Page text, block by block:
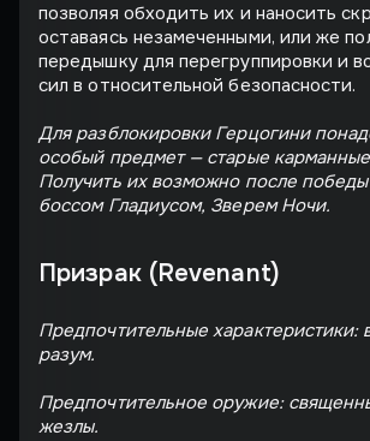
позволяя обходить их и наносить
оставаясь незамеченными, или же
передышку для перегруппировки и
сил в относительной безопасности.
Для разблокировки Герцогини
особый предмет — старые
Получить их возможно после
боссом Гладиусом, Зверем Ночи.
Призрак (Revenant)
Предпочтительные характеристики:
разум.
Предпочтительное оружие:
жезлы.